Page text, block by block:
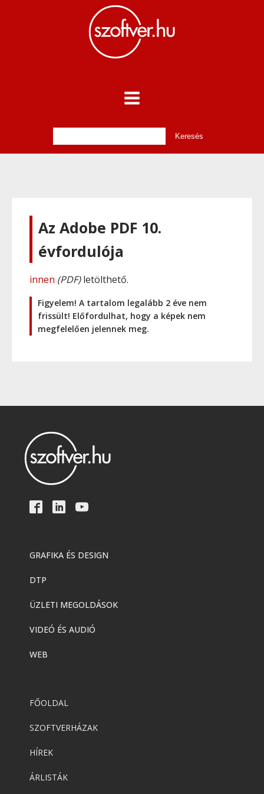
Az Adobe PDF 10.
évfordulója
innen (PDF)letölthető.
Figyelem! A tartalom legalább 2 éve nem
frissült! Előfordulhat, hogy a képek nem
megfelelően jelennek meg.
GRAFIKA ÉS DESIGN
DTP
ÜZLETI MEGOLDÁSOK
VIDEÓ ÉS AUDIÓ
WEB
FŐOLDAL
SZOFTVERHÁZAK
HÍREK
ÁRLISTÁK